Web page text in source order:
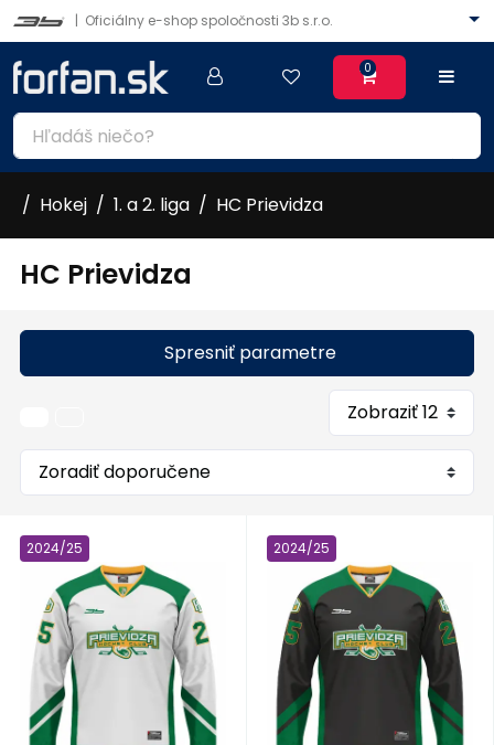
| Oficiálny e-shop spoločnosti 3b s.r.o.
0
Hokej 1. a 2. liga HC Prievidza
HC Prievidza
Spresniť parametre
2024/25 2024/25